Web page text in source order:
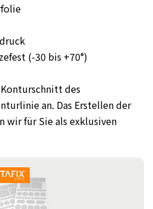
(-30 bis +70°)
des
an. Das Erstellen der
wir für Sie als exklusiven